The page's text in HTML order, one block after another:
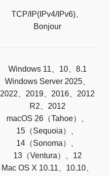
TCP/IP(IPv4/IPv6)、
Bonjour
Windows 11、10、8.1
Windows Server 2025、
2022、2019、2016、2012
R2、2012
macOS 26（Tahoe）、
15（Sequoia）、
14（Sonoma）、
13（Ventura）、12
Mac OS X 10.11、10.10、